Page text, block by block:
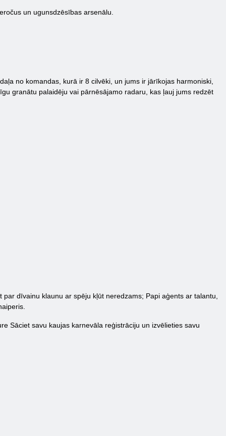
un ugunsdzēsības arsenālu.
no komandas, kurā ir 8 cilvēki, un jums ir jārīkojas harmoniski,
granātu palaidēju vai pārnēsājamo radaru, kas ļauj jums redzēt
dīvainu klaunu ar spēju kļūt neredzams; Papi aģents ar talantu,
Sāciet savu kaujas karnevāla reģistrāciju un izvēlieties savu